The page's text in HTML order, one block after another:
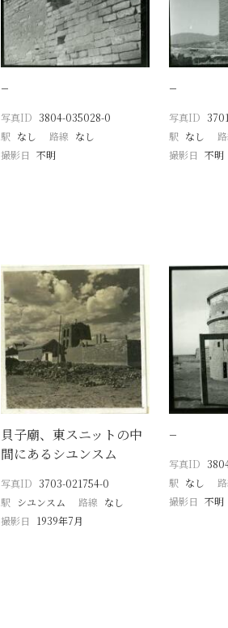
−
写真ID 3804-035028-0
駅 なし 路線 なし
撮影日 不明
−
写真ID
駅 なし
撮影日 不明
貝子廟、東スニットの中
間にあるシユンスム
写真ID 3703-021754-0
駅 シユンスム 路線 なし
撮影日
1939年7月
−
写真ID
駅 なし
撮影日 不明